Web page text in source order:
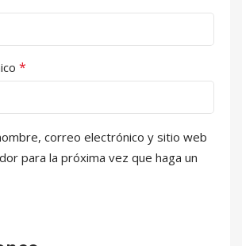
*
correo electrónico y sitio web
para la próxima vez que haga un